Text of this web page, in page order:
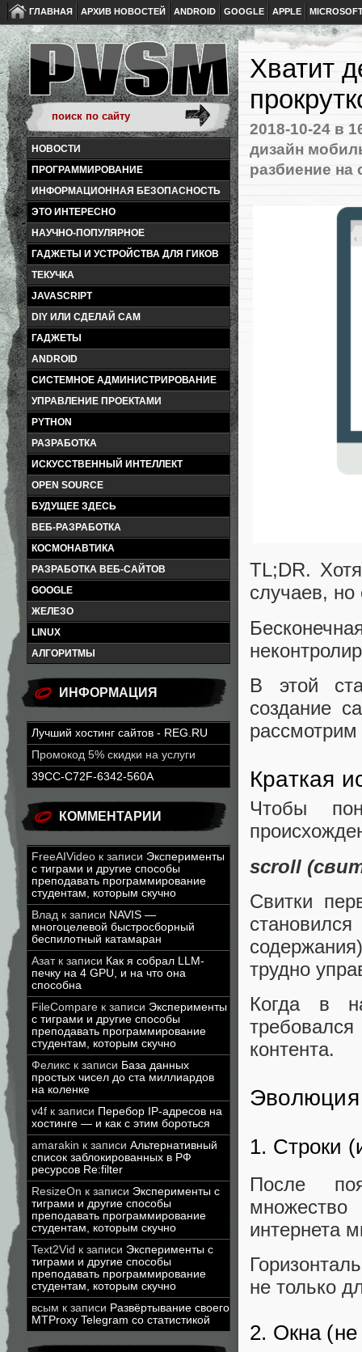
ГЛАВНАЯ АРХИВ НОВОСТЕЙ ANDROID GOOGLE APPLE
НОВОСТИ
ПРОГРАММИРОВАНИЕ
ИНФОРМАЦИОННАЯ БЕЗОПАСНОСТЬ
ЭТО ИНТЕРЕСНО
НАУЧНО-ПОПУЛЯРНОЕ
ГАДЖЕТЫ И УСТРОЙСТВА ДЛЯ ГИКОВ
ТЕКУЧКА
JAVASCRIPT
DIY ИЛИ СДЕЛАЙ САМ
ГАДЖЕТЫ
ANDROID
СИСТЕМНОЕ АДМИНИСТРИРОВАНИЕ
УПРАВЛЕНИЕ ПРОЕКТАМИ
PYTHON
РАЗРАБОТКА
ИСКУССТВЕННЫЙ ИНТЕЛЛЕКТ
OPEN SOURCE
БУДУЩЕЕ ЗДЕСЬ
ВЕБ-РАЗРАБОТКА
КОСМОНАВТИКА
РАЗРАБОТКА ВЕБ-САЙТОВ
GOOGLE
ЖЕЛЕЗО
LINUX
АЛГОРИТМЫ
ИНФОРМАЦИЯ
Лучший хостинг сайтов - REG.RU
Промокод 5% скидки на услуги
39CC-C72F-6342-560A
КОММЕНТАРИИ
FreeAIVideo к записи Эксперименты
с тиграми и другие способы
преподавать программирование
студентам, которым скучно
Влад к записи NAVIS —
многоцелевой быстросборный
беспилотный катамаран
Азатк записи Как я собрал LLM-
печку на 4 GPU, и на что она
способна
FileCompare к записи Эксперименты
с тиграми и другие способы
преподавать программирование
студентам, которым скучно
Феликс к записи База данных
простых чисел до ста миллиардов
на коленке
v4f к записи Перебор IP-адресов на
хостинге — и как с этим бороться
amarakin к записи Альтернативный
список заблокированных в РФ
ресурсов Re:filter
ResizeOn к записи Эксперименты с
тиграми и другие способы
преподавать программирование
студентам, которым скучно
Text2Vid к записи Эксперименты с
тиграми и другие способы
преподавать программирование
студентам, которым скучно
всым к записи Развёртывание своего
MTProxy Telegram со статистикой
Хватит
2018-10-24 в
дизайн
разбиение на
TL;DR.
случаев,
В этой
создание
Краткая
Чтобы
scroll
Свитки
трудно
Когда в
контента.
Эволюция
1. Строки
После
интернета
не только
2. Окна